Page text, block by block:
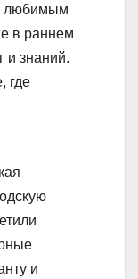
любимым
в раннем
и знаний.
где
и